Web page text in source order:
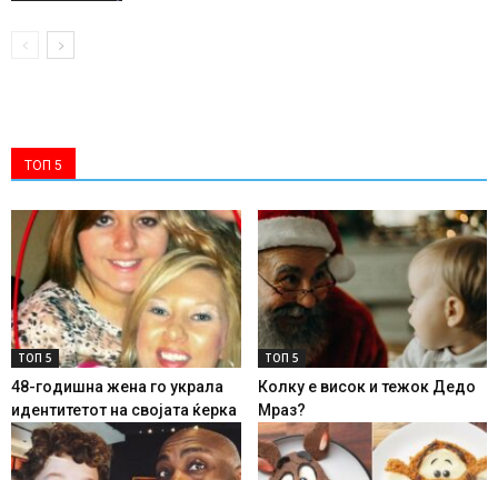
ТОП 5
ТОП 5
48-годишна жена го украла
идентитетот на својата ќерка
ТОП 5
Колку е висок и тежок Дедо
Мраз?